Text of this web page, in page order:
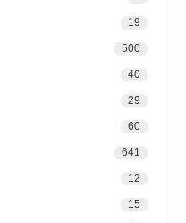
19
500
40
29
60
641
12
15